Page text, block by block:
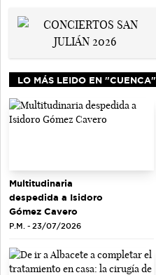
LO MÁS LEIDO EN "CUENCA"
Multitudinaria
despedida a Isidoro
Gómez Cavero
P.M. - 23/07/2026